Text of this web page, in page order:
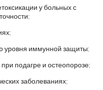
у больных с
уровня иммунной защиты;
подагре и остеопорозе;
заболеваниях;